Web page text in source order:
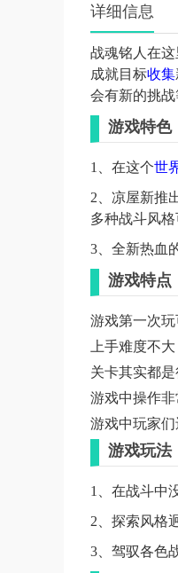
详细信息
战魂铭人在
成就目标收集
会有新的挑战
游戏特色
1、在这个世
2、凉屋新推
多种战斗风格
3、全新热血
游戏特点
游戏第一次
上手难度不
关卡其实都
游戏中操作
游戏中玩家
游戏玩法
1、在战斗中
2、探索风格
3、驾驭各色